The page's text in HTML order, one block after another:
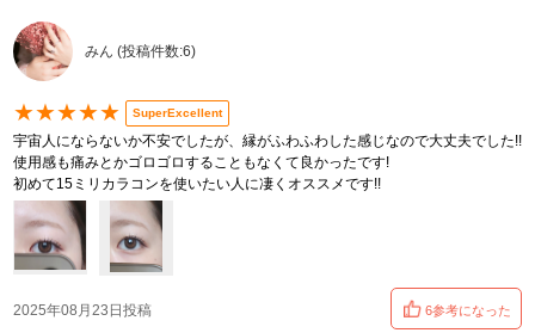
みん (投稿件数:6)
★★★★★ SuperExcellent
宇宙人にならないか不安でしたが、縁がふわふわした感じなので大丈夫でした!!
使用感も痛みとかゴロゴロすることもなくて良かったです!
初めて15ミリカラコンを使いたい人に凄くオススメです!!
2025年08月23日投稿 6参考になった